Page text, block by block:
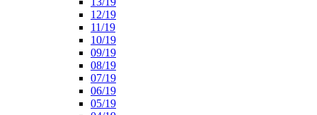
12/19
11/19
10/19
09/19
08/19
07/19
06/19
05/19